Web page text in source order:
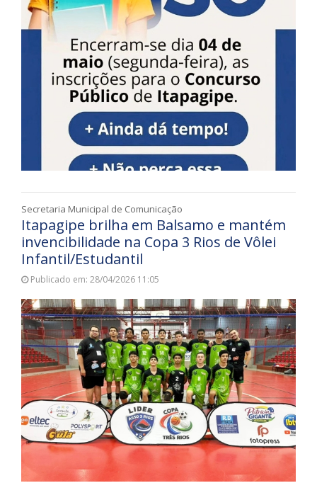
Secretaria Municipal de Comunicação
Itapagipe brilha em Balsamo e mantém
invencibilidade na Copa 3 Rios de Vôlei
Infantil/Estudantil
Publicado em: 28/04/2026 11:05